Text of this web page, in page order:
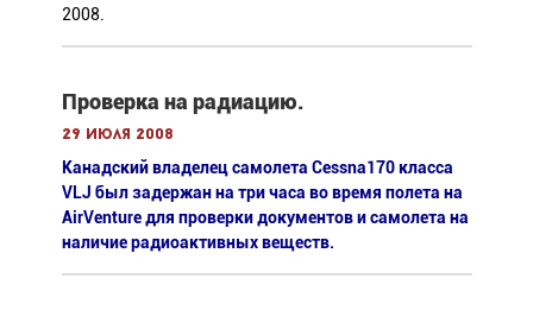
2008.
Проверка на радиацию.
29 июля 2008
Канадский владелец самолета Cessna170 класса
VLJ был задержан на три часа во время полета на
AirVenture для проверки документов и самолета на
наличие радиоактивных веществ.